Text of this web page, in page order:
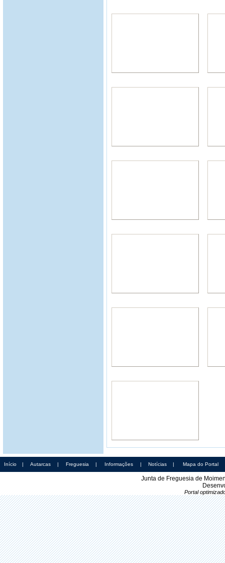
Início | Autarcas | Freguesia | Informações | Notícias | Mapa do Portal
Junta de Freguesia de
Portal